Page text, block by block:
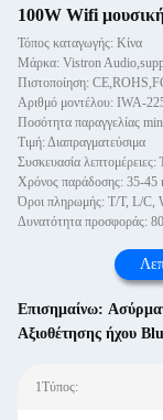
100W Wifi
Τόπος καταγωγής: Κίνα
Μάρκα: Vistron
Πιστοποίηση:
Αριθμό μοντέλου: IWA-
Ποσότητα παραγγελίας
Τιμή: Διαπραγματεύσιμα
Χρόνος παράδοσης: 35-45
Όροι πληρωμής: T/T, L/C,
Δυνατότητα προσφοράς:
Επισημαίνω:
Αξιοθέτησης ήχου
1Τύπος: